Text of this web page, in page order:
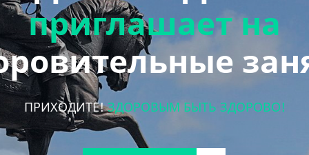
приглашает на
ПРИХОДИТЕ!ЗДОРОВЫМ БЫТЬ ЗДОРОВО!